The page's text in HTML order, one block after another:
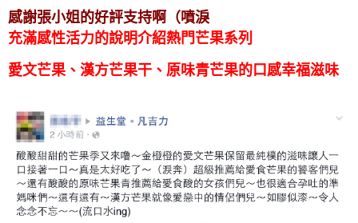
感謝張小姐的好評支持啊（噴淚
充滿感性活力的說明介紹熱門芒果系列
愛文芒果、漢方芒果干、原味青芒果的口感幸福滋味